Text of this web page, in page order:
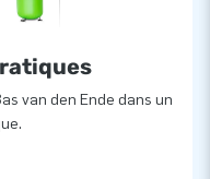
van den Ende dans un